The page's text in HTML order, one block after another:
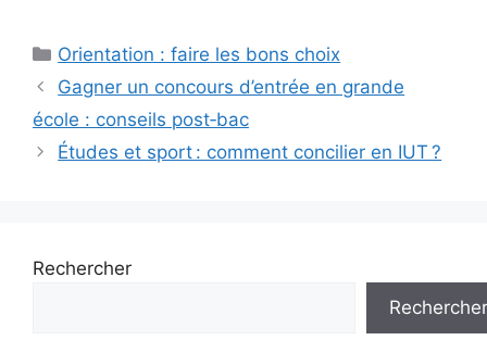
Catégories
Orientation : faire les bons choix
Gagner un concours d’entrée en grande
école : conseils post‑bac
Études et sport : comment concilier en IUT ?
Rechercher
Rechercher